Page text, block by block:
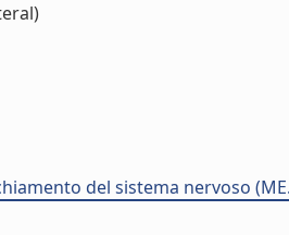
del sistema nervoso